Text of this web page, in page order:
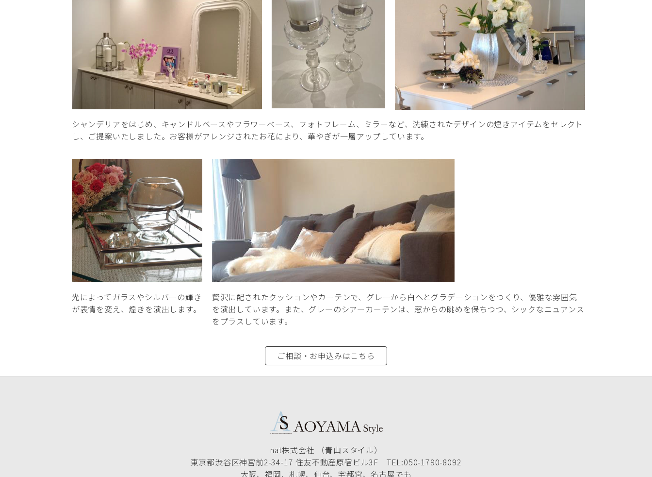
シャンデリアをはじめ、キャンドルベースやフラワーベース、フォトフレーム、ミラーなど、洗練されたデザインの煌きアイテムをセレクト
し、ご提案いたしました。お客様がアレンジされたお花により、華やぎが一層アップしています。
光によってガラスやシルバーの輝き
が表情を変え、煌きを演出します。
贅沢に配されたクッションやカーテンで、グレーから白へとグラデーションをつくり、優雅な雰囲気
を演出しています。また、グレーのシアーカーテンは、窓からの眺めを保ちつつ、シックなニュアンス
をプラスしています。
ご相談・お申込みはこちら
nat株式会社 （青山スタイル）
東京都渋谷区神宮前2-34-17 住友不動産原宿ビル3F TEL:050-1790-8092
大阪、福岡、札幌、仙台、宇都宮、名古屋でも